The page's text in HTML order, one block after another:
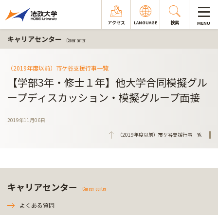
アクセス LANGUAGE 検索 MENU
キャリアセンター Career center
（2019年度以前）市ケ谷支援行事一覧
【学部3年・修士１年】他大学合同模擬グル
ープディスカッション・模擬グループ面接
2019年11月06日
（2019年度以前）市ケ谷支援行事一覧
キャリアセンター Career center
よくある質問